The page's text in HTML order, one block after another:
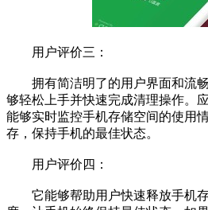
用户评价三：
拥有简洁明了的用户界面和流畅
够轻松上手并快速完成清理操作。
能够实时监控手机存储空间的使用
存，保持手机的最佳状态。
用户评价四：
它能够帮助用户快速释放手机存